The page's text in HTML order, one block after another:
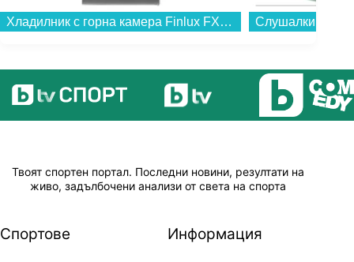
Хладилник с горна камера Finlux FXRA 28350 IXE , 243 l, E , Инокс , Статична...
Твоят спортен портал. Последни новини, резултати на
живо, задълбочени анализи от света на спорта
Спортове Информация